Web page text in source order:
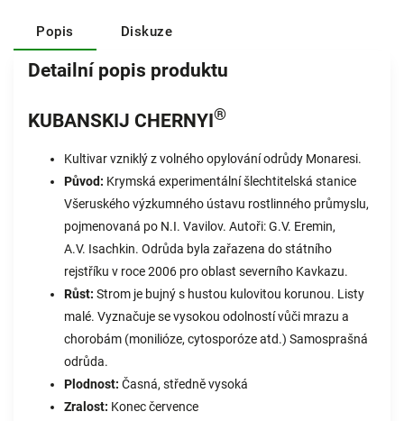
Popis Diskuze
Detailní popis produktu
KUBANSKIJ CHERNYI®
Kultivar vzniklý z volného opylování odrůdy Monaresi.
Původ: Krymská experimentální šlechtitelská stanice
Všeruského výzkumného ústavu rostlinného průmyslu,
pojmenovaná po N.I. Vavilov. Autoři: G.V. Eremin,
A.V. Isachkin. Odrůda byla zařazena do státního
rejstříku v roce 2006 pro oblast severního Kavkazu.
Růst: Strom je bujný s hustou kulovitou korunou. Listy
malé. Vyznačuje se vysokou odolností vůči mrazu a
chorobám (monilióze, cytosporóze atd.) Samosprašná
odrůda.
Plodnost: Časná, středně vysoká
Zralost: Konec července